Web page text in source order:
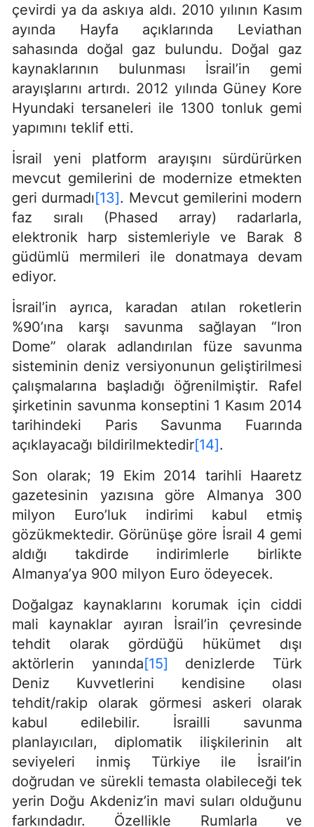
çevirdi ya da askıya aldı. 2010 yılının Kasım
ayında Hayfa açıklarında Leviathan
sahasında doğal gaz bulundu. Doğal gaz
kaynaklarının bulunması İsrail’in gemi
arayışlarını artırdı. 2012 yılında Güney Kore
Hyundaki tersaneleri ile 1300 tonluk gemi
yapımını teklif etti.
İsrail yeni platform arayışını sürdürürken
mevcut gemilerini de modernize etmekten
geri durmadı[13]. Mevcut gemilerini modern
faz sıralı (Phased array) radarlarla,
elektronik harp sistemleriyle ve Barak 8
güdümlü mermileri ile donatmaya devam
ediyor.
İsrail’in ayrıca, karadan atılan roketlerin
%90’ına karşı savunma sağlayan “Iron
Dome” olarak adlandırılan füze savunma
sisteminin deniz versiyonunun geliştirilmesi
çalışmalarına başladığı öğrenilmiştir. Rafel
şirketinin savunma konseptini 1 Kasım 2014
tarihindeki Paris Savunma Fuarında
açıklayacağı bildirilmektedir[14].
Son olarak; 19 Ekim 2014 tarihli Haaretz
gazetesinin yazısına göre Almanya 300
milyon Euro’luk indirimi kabul etmiş
gözükmektedir. Görünüşe göre İsrail 4 gemi
aldığı takdirde indirimlerle birlikte
Almanya’ya 900 milyon Euro ödeyecek.
Doğalgaz kaynaklarını korumak için ciddi
mali kaynaklar ayıran İsrail’in çevresinde
tehdit olarak gördüğü hükümet dışı
aktörlerin yanında[15] denizlerde Türk
Deniz Kuvvetlerini kendisine olası
tehdit/rakip olarak görmesi askeri olarak
kabul edilebilir. İsrailli savunma
planlayıcıları, diplomatik ilişkilerinin alt
seviyeleri inmiş Türkiye ile İsrail’in
doğrudan ve sürekli temasta olabileceği tek
yerin Doğu Akdeniz’in mavi suları olduğunu
farkındadır. Özellikle Rumlarla ve